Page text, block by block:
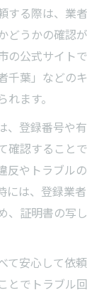
する際は、業
どうかの確認
の公式サイト
千葉」などの
ます。
、登録番号や
確認すること
反やトラブル
には、登録業
、証明書の写
て安心して依
とでトラブル